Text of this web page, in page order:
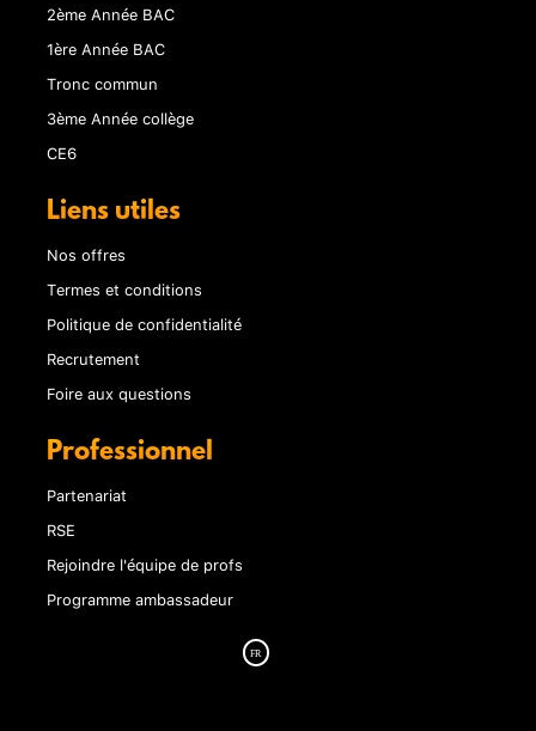
2ème Année BAC
1ère Année BAC
Tronc commun
3ème Année collège
CE6
Liens utiles
Nos offres
Termes et conditions
Politique de confidentialité
Recrutement
Foire aux questions
Professionnel
Partenariat
RSE
Rejoindre l'équipe de profs
Programme ambassadeur